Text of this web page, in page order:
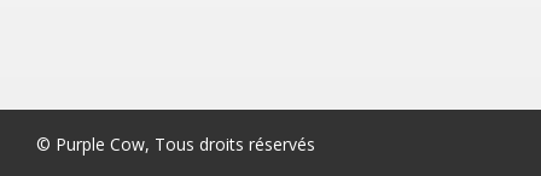
© Purple Cow, Tous droits réservés